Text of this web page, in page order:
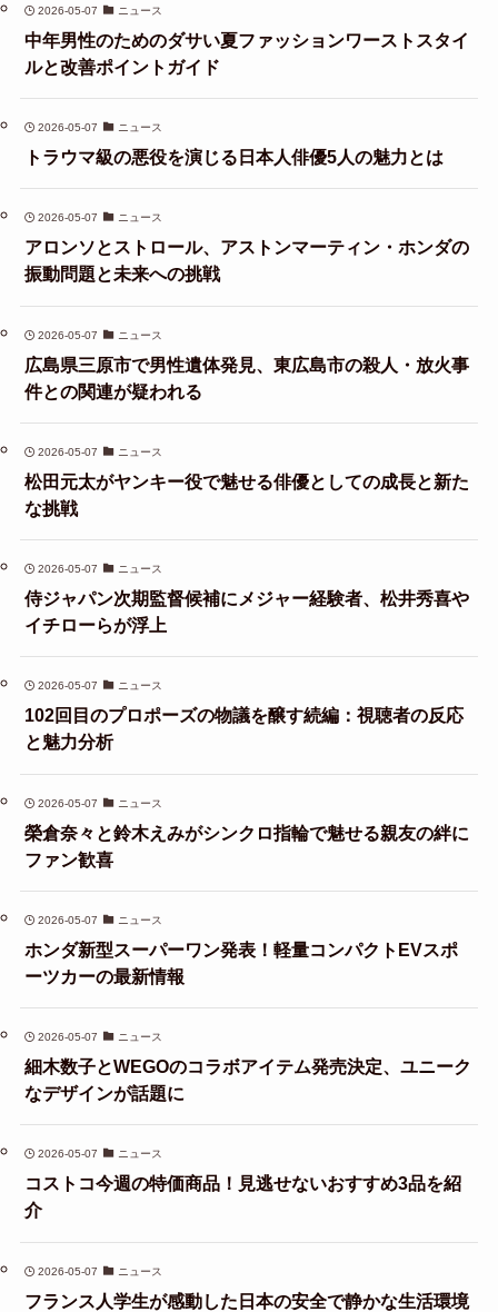
2026-05-07 ニュース
中年男性のためのダサい夏ファッションワーストスタイ
ルと改善ポイントガイド
2026-05-07 ニュース
トラウマ級の悪役を演じる日本人俳優5人の魅力とは
2026-05-07 ニュース
アロンソとストロール、アストンマーティン・ホンダの
振動問題と未来への挑戦
2026-05-07 ニュース
広島県三原市で男性遺体発見、東広島市の殺人・放火事
件との関連が疑われる
2026-05-07 ニュース
松田元太がヤンキー役で魅せる俳優としての成長と新た
な挑戦
2026-05-07 ニュース
侍ジャパン次期監督候補にメジャー経験者、松井秀喜や
イチローらが浮上
2026-05-07 ニュース
102回目のプロポーズの物議を醸す続編：視聴者の反応
と魅力分析
2026-05-07 ニュース
榮倉奈々と鈴木えみがシンクロ指輪で魅せる親友の絆に
ファン歓喜
2026-05-07 ニュース
ホンダ新型スーパーワン発表！軽量コンパクトEVスポ
ーツカーの最新情報
2026-05-07 ニュース
細木数子とWEGOのコラボアイテム発売決定、ユニーク
なデザインが話題に
2026-05-07 ニュース
コストコ今週の特価商品！見逃せないおすすめ3品を紹
介
2026-05-07 ニュース
フランス人学生が感動した日本の安全で静かな生活環境